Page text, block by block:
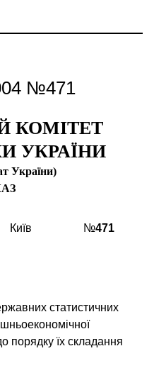
№471
КОМІТЕТ
УКРАЇНИ
України)
Київ №471
статистичних
порядку їх складання